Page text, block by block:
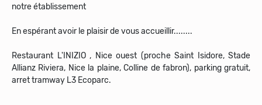
notre établissement
En espérant avoir le plaisir de vous accueillir........
Restaurant L'INIZIO , Nice ouest (proche Saint Isidore, Stade
Allianz Riviera, Nice la plaine, Colline de fabron), parking gratuit,
arret tramway L3 Ecoparc.